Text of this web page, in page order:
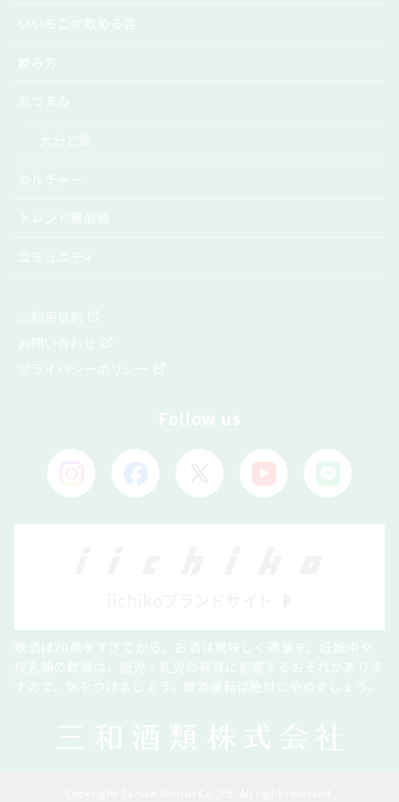
いいちこが飲める店
飲み方
おつまみ
カルチャー
トレンド最前線
コミュニティ
ご利用規約
お問い合わせ
プライバシーポリシー
Follow us
飲酒は20歳をすぎてから。お酒は美味しく適量を。妊娠中や
授乳期の飲酒は、胎児・乳児の発育に影響するおそれがありま
すので、気をつけましょう。飲酒運転は絶対にやめましょう。